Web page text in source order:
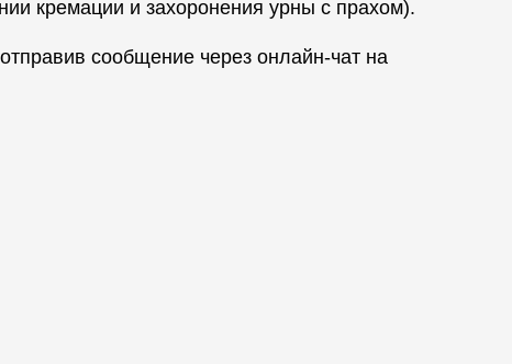
кремации и захоронения урны с прахом).
сообщение через онлайн-чат на